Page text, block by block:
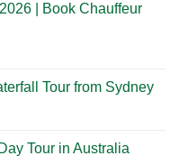
| Book Chauffeur
Tour from Sydney
Tour in Australia